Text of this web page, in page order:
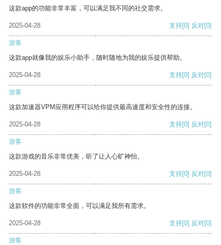
这款app的功能非常丰富，可以满足我不同的社交需求。
2025-04-28 支持[0] 反对[0]
游客
这款app就像我的娱乐小助手，随时随地为我的娱乐提供帮助。
2025-04-28 支持[0] 反对[0]
游客
这款加速器VPM应用程序可以给你提供最高速度和安全性的连接。
2025-04-28 支持[0] 反对[0]
游客
这款游戏的音乐非常优美，听了让人心旷神怡。
2025-04-28 支持[0] 反对[0]
游客
这款软件的功能非常全面，可以满足我所有需求。
2025-04-28 支持[0] 反对[0]
游客